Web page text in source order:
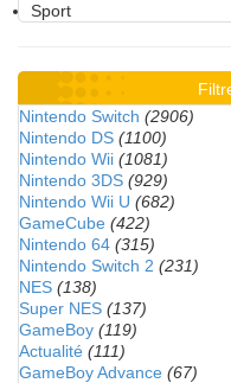
Sport
Nintendo Switch (2906)
Nintendo DS (1100)
Nintendo Wii (1081)
Nintendo 3DS (929)
Nintendo Wii U (682)
GameCube (422)
Nintendo 64 (315)
Nintendo Switch 2 (231)
NES (138)
Super NES (137)
GameBoy (119)
Actualité (111)
GameBoy Advance (67)